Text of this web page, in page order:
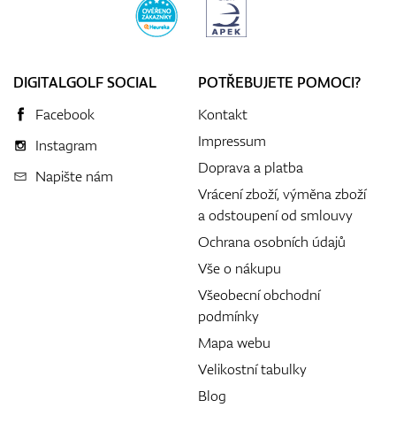
DIGITALGOLF SOCIAL
Facebook
Instagram
Napište nám
POTŘEBUJETE POMOCI?
Kontakt
Impressum
Doprava a platba
Vrácení zboží, výměna zboží
a odstoupení od smlouvy
Ochrana osobních údajů
Vše o nákupu
Všeobecní obchodní
podmínky
Mapa webu
Velikostní tabulky
Blog